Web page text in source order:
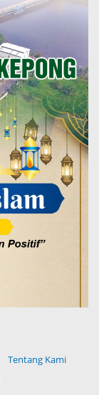
Tentang Kami